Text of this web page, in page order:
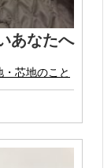
あなたへ
・芯地のこと